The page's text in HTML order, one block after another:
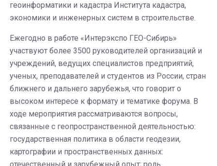
геоинформатики и кадастра Института кадастра,
экономики и инженерных систем в строительстве.
Ежегодно в работе «Интерэкспо ГЕО-Сибирь»
участвуют более 3500 руководителей организаций и
учреждений, ведущих специалистов предприятий,
ученых, преподавателей и студентов из России, стран
ближнего и дальнего зарубежья, что говорит о
высоком интересе к формату и тематике форума. В
ходе мероприятия рассматриваются вопросы,
связанные с геопространственной деятельностью:
государственная политика в области геодезии,
картографии и пространственных данных: